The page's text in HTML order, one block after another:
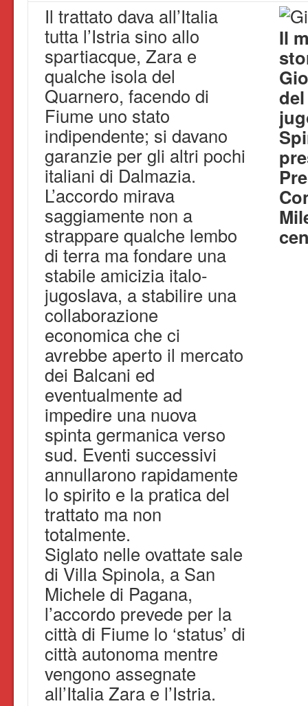
Il trattato dava all’Italia
tutta l’Istria sino allo
spartiacque, Zara e
qualche isola del
Quarnero, facendo di
Fiume uno stato
indipendente; si davano
garanzie per gli altri pochi
italiani di Dalmazia.
L’accordo mirava
saggiamente non a
strappare qualche lembo
di terra ma fondare una
stabile amicizia italo-
jugoslava, a stabilire una
collaborazione
economica che ci
avrebbe aperto il mercato
dei Balcani ed
eventualmente ad
impedire una nuova
spinta germanica verso
sud. Eventi successivi
annullarono rapidamente
lo spirito e la pratica del
trattato ma non
totalmente.
Siglato nelle ovattate sale
di Villa Spinola, a San
Michele di Pagana,
l’accordo prevede per la
città di Fiume lo ‘status’ di
città autonoma mentre
vengono assegnate
all’Italia Zara e l’Istria.
Il